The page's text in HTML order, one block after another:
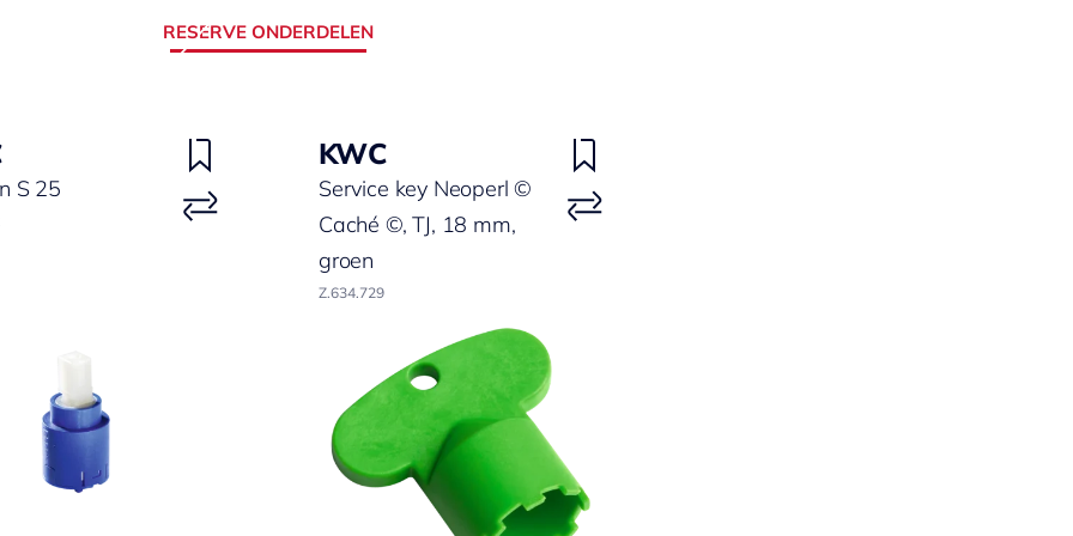
RESERVE ONDERDELEN
S 25
KWC
Service key Neoperl ©
Caché ©, TJ, 18 mm,
groen
Z.634.729